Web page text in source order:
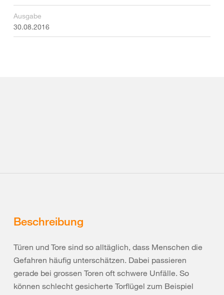
Ausgabe
30.08.2016
Beschreibung
Türen und Tore sind so alltäglich, dass Menschen die
Gefahren häufig unterschätzen. Dabei passieren
gerade bei grossen Toren oft schwere Unfälle. So
können schlecht gesicherte Torflügel zum Beispiel